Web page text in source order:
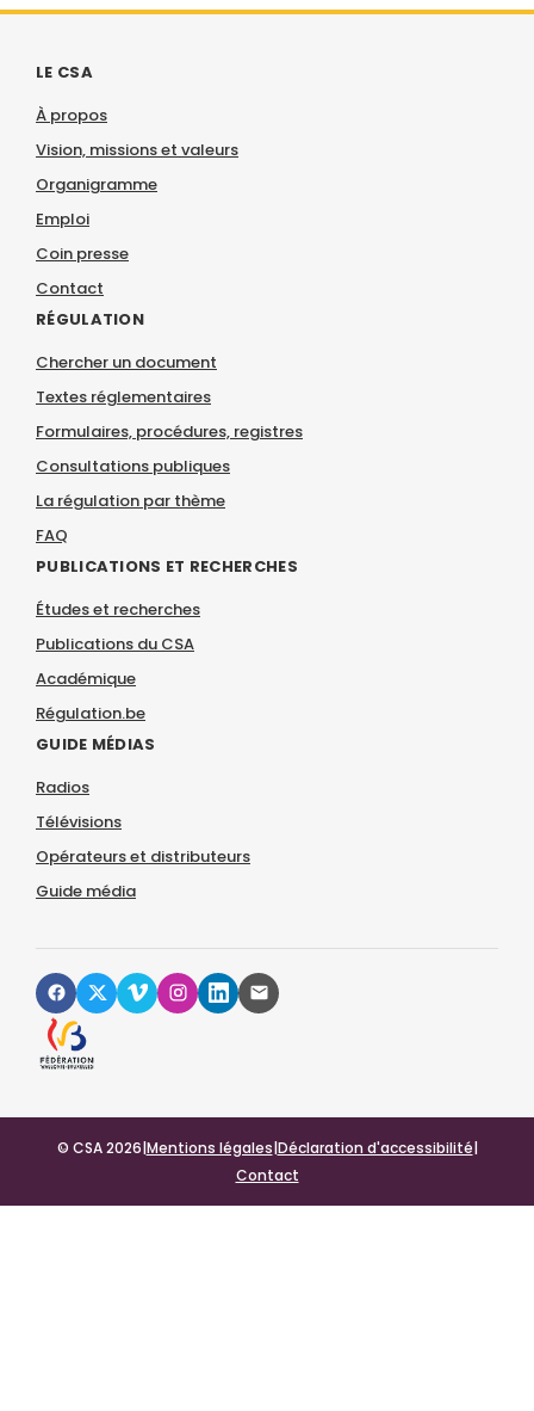
LE CSA
À propos
Vision, missions et valeurs
Organigramme
Emploi
Coin presse
Contact
RÉGULATION
Chercher un document
Textes réglementaires
Formulaires, procédures, registres
Consultations publiques
La régulation par thème
FAQ
PUBLICATIONS ET RECHERCHES
Études et recherches
Publications du CSA
Académique
Régulation.be
GUIDE MÉDIAS
Radios
Télévisions
Opérateurs et distributeurs
Guide média
© CSA 2026|Mentions légales|Déclaration d'accessibilité|
Contact